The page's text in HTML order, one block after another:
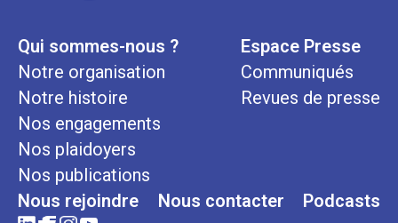
Qui sommes-nous ?
Notre organisation
Notre histoire
Nos engagements
Nos plaidoyers
Nos publications
Espace Presse
Communiqués
Revues de presse
Nous rejoindre Nous contacter Podcasts